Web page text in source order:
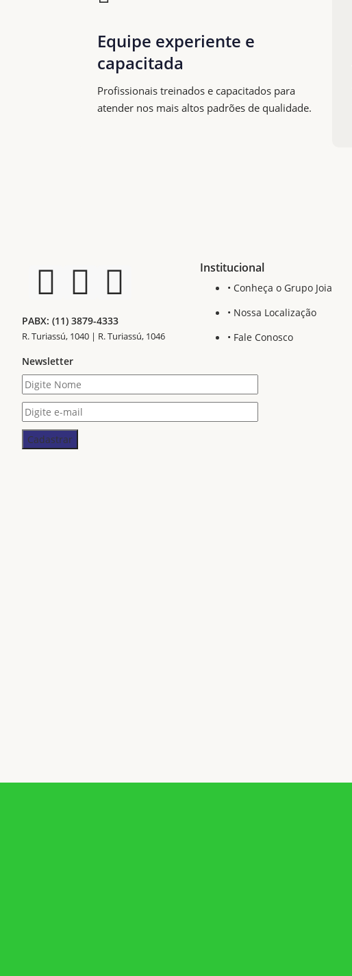
Equipe experiente e
capacitada
Profissionais treinados e capacitados para
atender nos mais altos padrões de qualidade.
PABX: (11) 3879-4333
R. Turiassú, 1040 | R. Turiassú, 1046
Newsletter
Institucional
• Conheça o Grupo Joia
• Nossa Localização
• Fale Conosco